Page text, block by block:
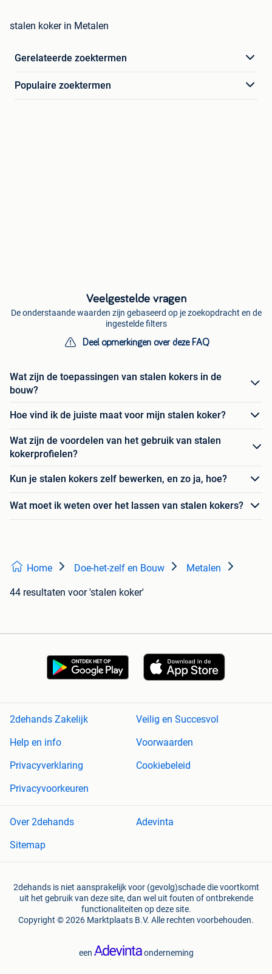
stalen koker in Metalen
Gerelateerde zoektermen
Populaire zoektermen
Veelgestelde vragen
De onderstaande waarden zijn gebaseerd op je zoekopdracht en de
ingestelde filters
Deel opmerkingen over deze FAQ
Wat zijn de toepassingen van stalen kokers in de
bouw?
Hoe vind ik de juiste maat voor mijn stalen koker?
Wat zijn de voordelen van het gebruik van stalen
kokerprofielen?
Kun je stalen kokers zelf bewerken, en zo ja, hoe?
Wat moet ik weten over het lassen van stalen kokers?
Home Doe-het-zelf en Bouw Metalen
44 resultaten voor 'stalen koker'
2dehands Zakelijk
Veilig en Succesvol
Help en info
Voorwaarden
Privacyverklaring
Cookiebeleid
Privacyvoorkeuren
Over 2dehands
Adevinta
Sitemap
2dehands is niet aansprakelijk voor (gevolg)schade die voortkomt
uit het gebruik van deze site, dan wel uit fouten of ontbrekende
functionaliteiten op deze site.
Copyright © 2026 Marktplaats B.V. Alle rechten voorbehouden.
een onderneming